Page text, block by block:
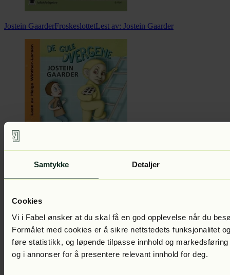
Samtykke Detaljer
Cookies
Vi i Fabel ønsker at du skal få en god opplevelse når du
Formålet med cookies er å sikre nettstedets funksjonalitet
føre statistikk, og løpende tilpasse innhold og markedsføring
og i annonser for å presentere relevant innhold for deg.
Jostein GaarderFroskeslottetLest av: Jostein Gaarder
Jostein GaarderDe gule dvergene Lest av:Helge Winther-Larsen